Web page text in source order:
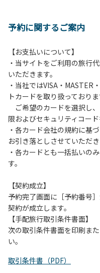
予約に関するご案内
【お支払いについて】
・当サイトをご利用の旅行
いただきます。
・当社ではVISA・MASTER
トカードを取り扱っておりま
ご希望のカードを選択し
限およびセキュリティコード
・各カード会社の規約に基
お引き落としさせていただき
・各カードとも一括払いの
す。
【契約成立】
予約完了画面に［予約番号
契約が成立します。
【手配旅行取引条件書面】
次の取引条件書面を印刷ま
い。
取引条件書（PDF）